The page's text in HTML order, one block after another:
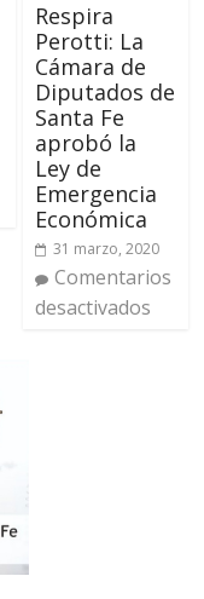
Respira
Perotti: La
Cámara de
Diputados de
Santa Fe
aprobó la
Ley de
Emergencia
Económica
31 marzo, 2020
Comentarios
desactivados